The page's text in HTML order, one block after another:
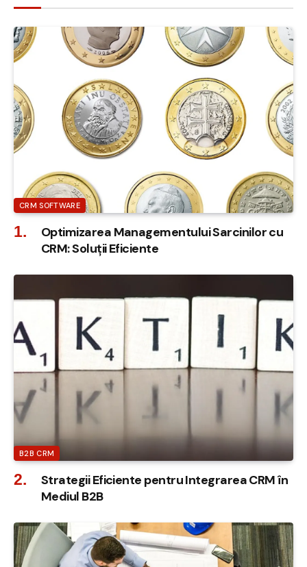
CRM SOFTWARE
Optimizarea Managementului Sarcinilor cu
CRM: Soluții Eficiente
B2B CRM
Strategii Eficiente pentru Integrarea CRM în
Mediul B2B